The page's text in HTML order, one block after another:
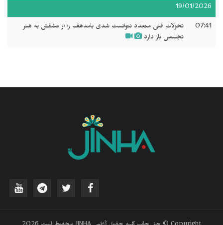
19/01/2026
07:41
تحولات فنی متعدد نتوانست شدى بامدهف را از عشقش به هنر
تجسمی باز دارد